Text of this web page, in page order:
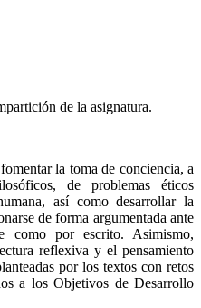
de la asignatura.
la toma de conciencia, a
de problemas éticos
así como desarrollar la
de forma argumentada ante
como por escrito. Asimismo,
reflexiva y el pensamiento
por los textos con retos
a los Objetivos de Desarrollo